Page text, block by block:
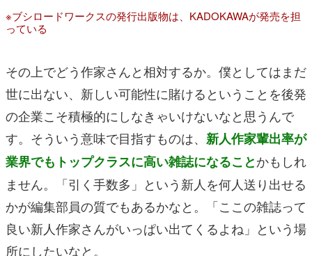
※ブシロードワークスの発行出版物は、KADOKAWAが発売を担
っている
その上でどう作家さんと相対するか。僕としてはまだ
世に出ない、新しい可能性に賭けるということを後発
の企業こそ積極的にしなきゃいけないなと思うんで
す。そういう意味で目指すものは、 新人作家輩出率が
業界でもトップクラスに高い雑誌になることかもしれ
ません。「引く手数多」という新人を何人送り出せる
かが編集部員の質でもあるかなと。「ここの雑誌って
良い新人作家さんがいっぱい出てくるよね」という場
所にしたいなと。